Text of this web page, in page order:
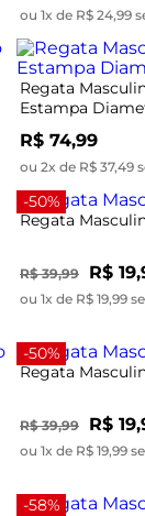
ou 1x de R$ 24,99
Regata
Estampa
R$ 74,99
ou 2x de R$ 37,49
-50%
Regata
R$ 39,99 R$
ou 1x de R$ 19,99
-50%
Regata
R$ 39,99 R$
ou 1x de R$ 19,99
-58%